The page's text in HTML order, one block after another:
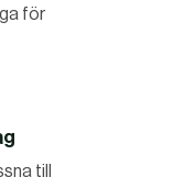
för
till